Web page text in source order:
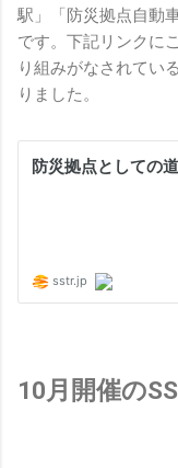
駅」「防災拠点自動
です。下記リンクに
り組みがなされてい
りました。
10月開催の